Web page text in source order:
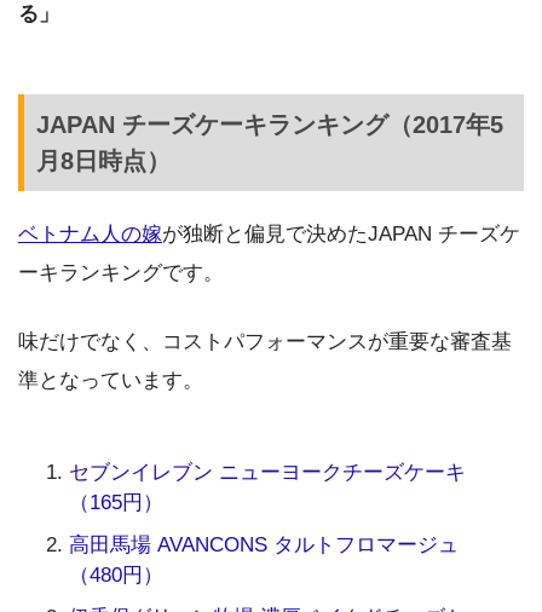
る」
JAPAN チーズケーキランキング（2017年5
月8日時点）
ベトナム人の嫁が独断と偏見で決めたJAPAN チーズケ
ーキランキングです。
味だけでなく、コストパフォーマンスが重要な審査基
準となっています。
セブンイレブン ニューヨークチーズケーキ
（165円）
高田馬場 AVANCONS タルトフロマージュ
（480円）